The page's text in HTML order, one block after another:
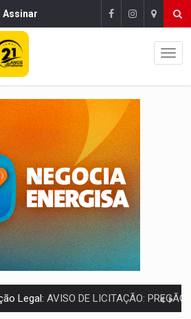
Assinar
UNNESA apresenta documentos e questiona